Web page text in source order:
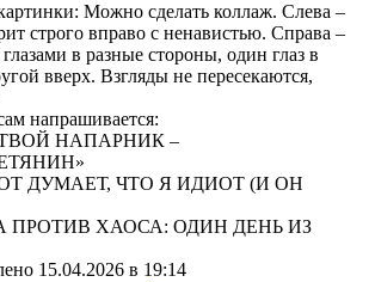
Можно сделать коллаж. Слева –
строго вправо с ненавистью. Справа –
в разные стороны, один глаз в
вверх. Взгляды не пересекаются,
напрашивается:
ТВОЙ НАПАРНИК –
ДУМАЕТ, ЧТО Я ИДИОТ (И ОН
ПРОТИВ ХАОСА: ОДИН ДЕНЬ ИЗ
15.04.2026 в 19:14